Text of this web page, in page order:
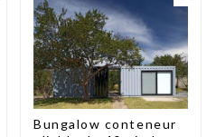
Bungalow conteneur